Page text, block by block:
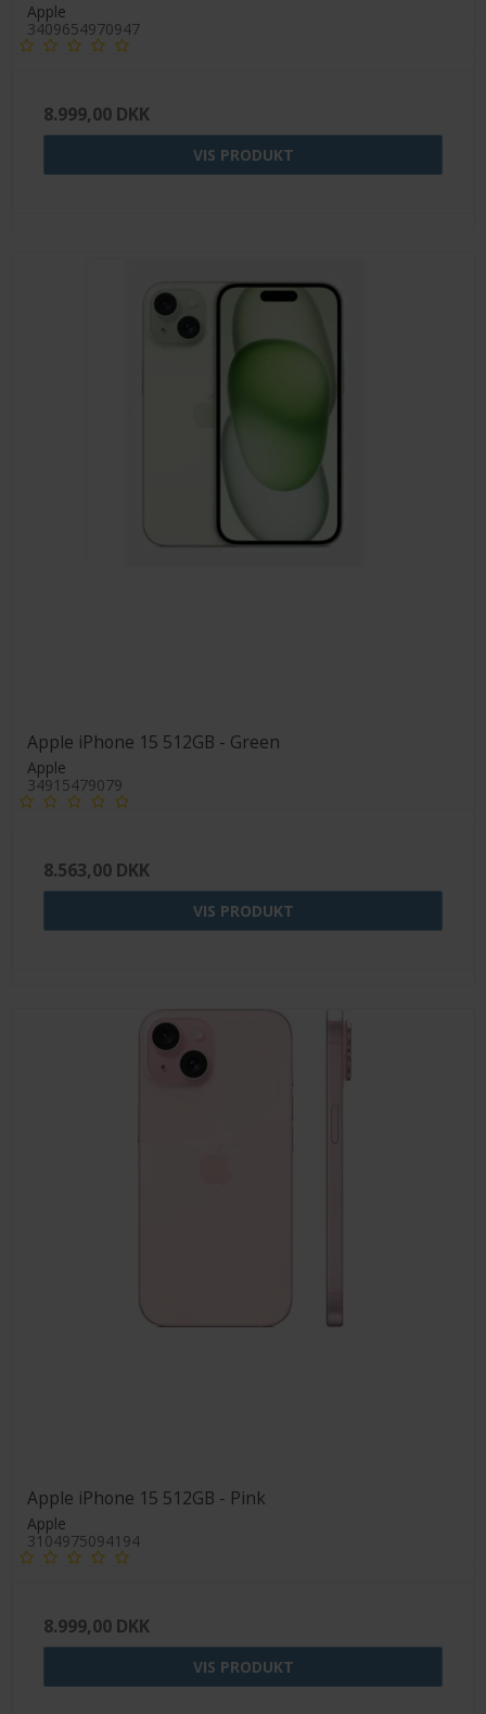
Apple
3409654970947
8.999,00 DKK
VIS PRODUKT
Apple iPhone 15 512GB - Green
Apple
34915479079
8.563,00 DKK
VIS PRODUKT
Apple iPhone 15 512GB - Pink
Apple
3104975094194
8.999,00 DKK
VIS PRODUKT